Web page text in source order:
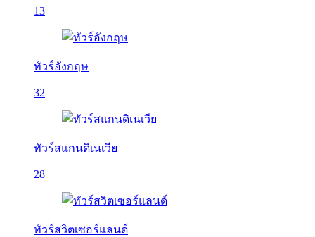
13
ทัวร์อังกฤษ
32
ทัวร์สแกนดิเนเวีย
28
ทัวร์สวิตเซอร์แลนด์